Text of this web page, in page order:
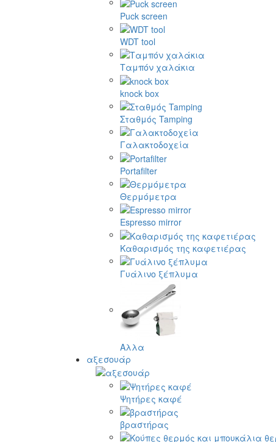
Puck screen
WDT tool
Ταμπόν χαλάκια
knock box
Σταθμός Tamping
Γαλακτοδοχεία
Portafilter
Θερμόμετρα
Espresso mirror
Καθαρισμός της καφετιέρας
Γυάλινο ξέπλυμα
Αλλα
αξεσουάρ
Ψητήρες καφέ
βραστήρας